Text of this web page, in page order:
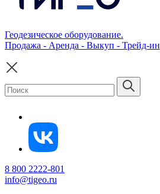
Геодезическое оборудование.
Продажа - Аренда - Выкуп - Трейд-ин
8 800 2222-801
info@tigeo.ru